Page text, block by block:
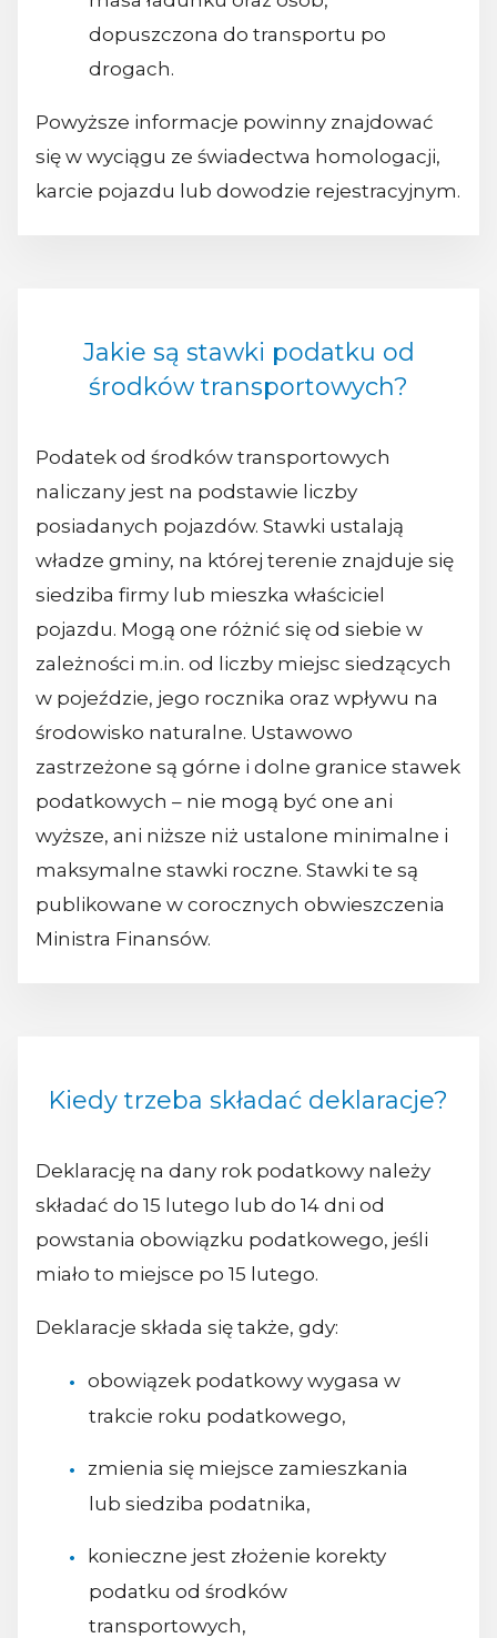
dopuszczona do transportu po
drogach.
Powyższe informacje powinny znajdować
się w wyciągu ze świadectwa homologacji,
karcie pojazdu lub dowodzie rejestracyjnym.
Jakie są stawki podatku od
środków transportowych?
Podatek od środków transportowych
naliczany jest na podstawie liczby
posiadanych pojazdów. Stawki ustalają
władze gminy, na której terenie znajduje się
siedziba firmy lub mieszka właściciel
pojazdu. Mogą one różnić się od siebie w
zależności m.in. od liczby miejsc siedzących
w pojeździe, jego rocznika oraz wpływu na
środowisko naturalne. Ustawowo
zastrzeżone są górne i dolne granice stawek
podatkowych – nie mogą być one ani
wyższe, ani niższe niż ustalone minimalne i
maksymalne stawki roczne. Stawki te są
publikowane w corocznych obwieszczenia
Ministra Finansów.
Kiedy trzeba składać deklaracje?
Deklarację na dany rok podatkowy należy
składać do 15 lutego lub do 14 dni od
powstania obowiązku podatkowego, jeśli
miało to miejsce po 15 lutego.
Deklaracje składa się także, gdy:
obowiązek podatkowy wygasa w
trakcie roku podatkowego,
zmienia się miejsce zamieszkania
lub siedziba podatnika,
konieczne jest złożenie korekty
podatku od środków
transportowych,